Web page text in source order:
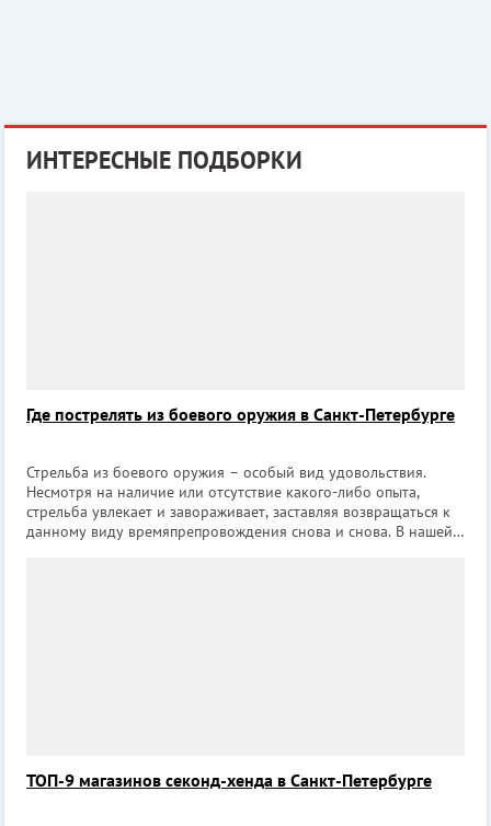
ИНТЕРЕСНЫЕ ПОДБОРКИ
Где пострелять из боевого оружия в Санкт-Петербурге
Стрельба из боевого оружия – особый вид удовольствия.
Несмотря на наличие или отсутствие какого-либо опыта,
стрельба увлекает и завораживает, заставляя возвращаться к
данному виду времяпрепровождения снова и снова. В нашей
ТОП-9 магазинов секонд-хенда в Санкт-Петербурге